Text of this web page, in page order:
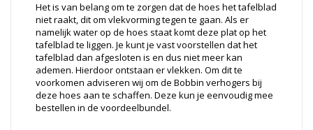
Het is van belang om te zorgen dat de hoes het tafelblad
niet raakt, dit om vlekvorming tegen te gaan. Als er
namelijk water op de hoes staat komt deze plat op het
tafelblad te liggen. Je kunt je vast voorstellen dat het
tafelblad dan afgesloten is en dus niet meer kan
ademen. Hierdoor ontstaan er vlekken. Om dit te
voorkomen adviseren wij om de Bobbin verhogers bij
deze hoes aan te schaffen. Deze kun je eenvoudig mee
bestellen in de voordeelbundel.